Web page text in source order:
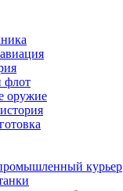
флот
оружие
курьер